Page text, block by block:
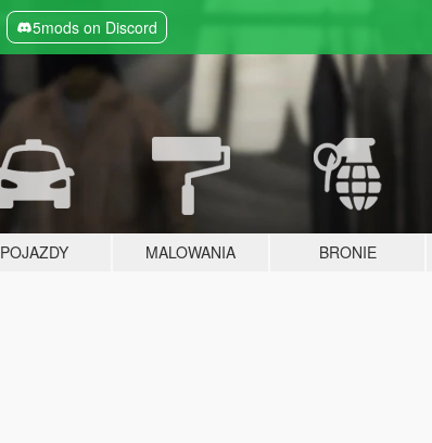
5mods on Discord
POJAZDY MALOWANIA BRONIE